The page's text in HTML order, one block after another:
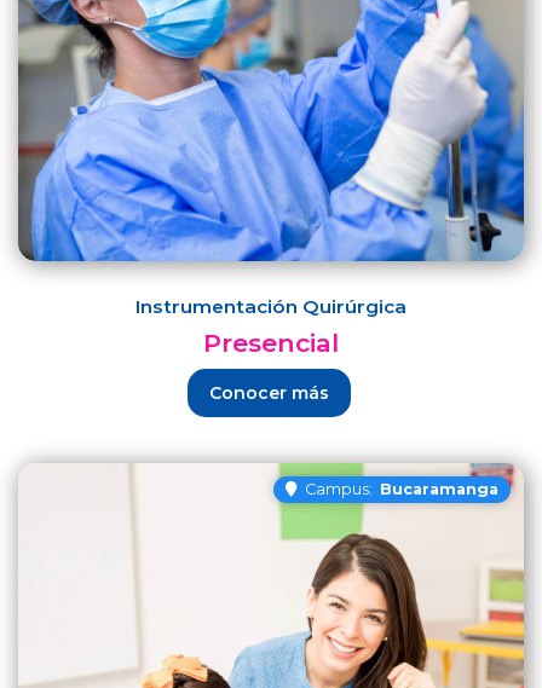
Instrumentación Quirúrgica
Presencial
Conocer más
Campus: Bucaramanga